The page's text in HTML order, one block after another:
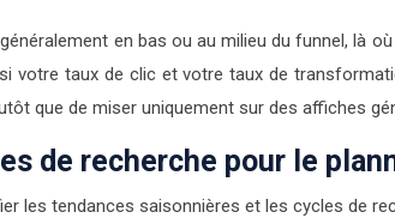
en bas ou au milieu du funnel, là
taux de clic et votre taux de
que de miser uniquement sur des affiches
de recherche pour le
les tendances saisonnières et les cycles de